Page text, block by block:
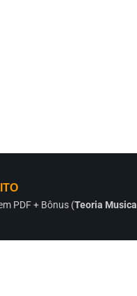
PDF + Bônus (Teoria Musical